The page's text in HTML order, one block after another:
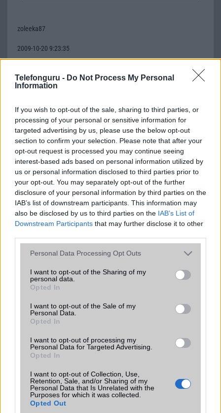
Telefonguru - Do Not Process My Personal
Information
If you wish to opt-out of the sale, sharing to third parties, or
processing of your personal or sensitive information for
targeted advertising by us, please use the below opt-out
section to confirm your selection. Please note that after your
opt-out request is processed you may continue seeing
interest-based ads based on personal information utilized by
us or personal information disclosed to third parties prior to
your opt-out. You may separately opt-out of the further
disclosure of your personal information by third parties on the
IAB’s list of downstream participants. This information may
also be disclosed by us to third parties on the IAB’s List of
Downstream Participants that may further disclose it to other
Please note that this website/app uses one or more Google
not limited to your visit or usage behaviour. You may click to
grant or deny consent to Google and its third-party tags to
use your data for below specified purposes in below Google
consent section.
Personal Data Processing Opt Outs
I want to opt-out of the Sharing of my
personal data.
Opted In
I want to opt-out of the Sale of my
Personal Data.
Opted In
I want to opt-out of processing my
Personal Data for Targeted Advertising.
Opted In
I want to opt-out of Collection, Use,
Retention, Sale, and/or Sharing of my
Personal Data that Is Unrelated with the
Purposes for which it was collected.
Opted Out
zoleeka87
2009-10-20 9:23:35
2009-10-20 12:03:07
Ja,főleg így lilában...
2009-10-20 14:56:31
:)ahhoz képest,h kizárólag a vodafone részére készül elég olcsón
lehet kapni a t-mobile-nál is.:)
Zoleeka88!Mik a tapasztalataid??Mert az LG telokat háát
Tapasztalataid megosztanád?Jol szol?Fotok milyenek??Érintőstől is
félek.SE w595 öt akarok régota de ez most megfogott igy
kinézetre.HELP!!Valaki aki tud informácioval szolgálni nagyon
megköszönném.
2009-10-20 17:48:53
pümpös:menj át a kp500 fórumába,ott biztosan tudnak neked